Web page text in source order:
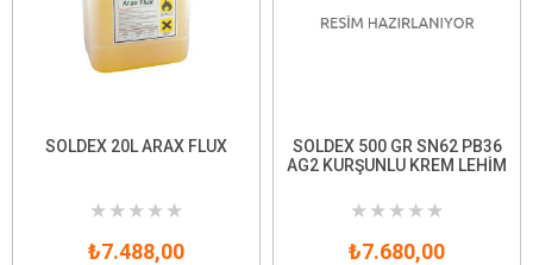
SOLDEX 20L ARAX FLUX
★ ★ ★ ★ ★
₺7.488,00
SOLDEX 500 GR SN62 PB36
AG2 KURŞUNLU KREM LEHİM
★ ★ ★ ★ ★
₺7.680,00